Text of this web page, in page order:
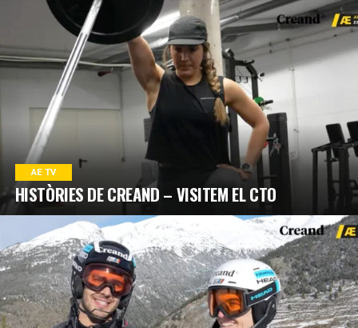
AE TV
HISTÒRIES DE CREAND – VISITEM EL CTO